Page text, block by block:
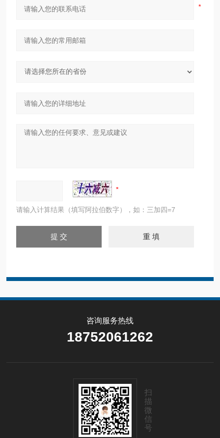
请输入计算结果（填写阿拉伯数字），如：三加四=7
咨询服务热线
18752061262
扫
描
微
信
号